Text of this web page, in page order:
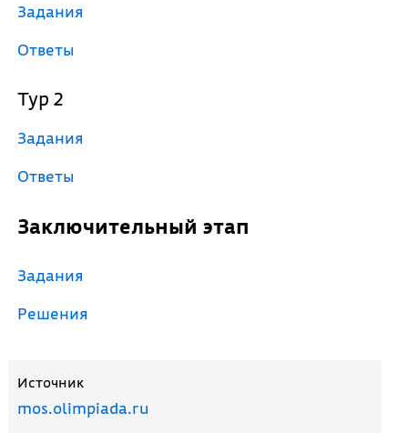
Задания
Ответы
Тур 2
Задания
Ответы
Заключительный этап
Задания
Решения
Источник
mos.olimpiada.ru